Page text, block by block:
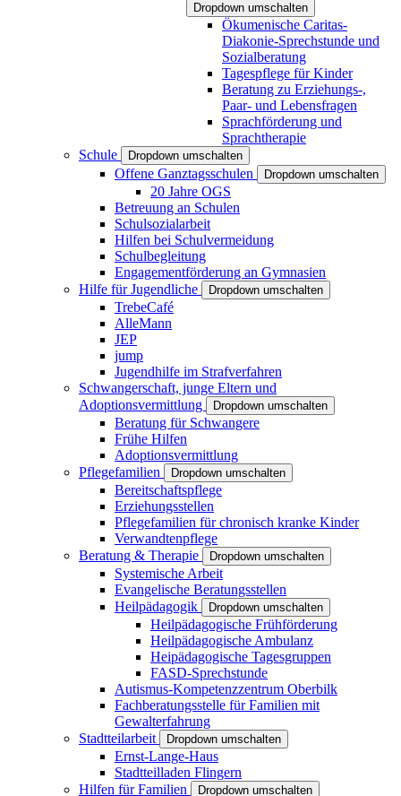
Dropdown umschalten
Ökumenische Caritas-
Diakonie-Sprechstunde und
Sozialberatung
Tagespflege für Kinder
Beratung zu Erziehungs-,
Paar- und Lebensfragen
Sprachförderung und
Sprachtherapie
Schule
Dropdown umschalten
Offene Ganztagsschulen Dropdown umschalten
20 Jahre OGS
Betreuung an Schulen
Schulsozialarbeit
Hilfen bei Schulvermeidung
Schulbegleitung
Engagementförderung an Gymnasien
Hilfe für Jugendliche
Dropdown umschalten
TrebeCafé
AlleMann
JEP
jump
Jugendhilfe im Strafverfahren
Schwangerschaft, junge Eltern und
Adoptionsvermittlung
Dropdown umschalten
Beratung für Schwangere
Frühe Hilfen
Adoptionsvermittlung
Pflegefamilien
Dropdown umschalten
Bereitschaftspflege
Erziehungsstellen
Pflegefamilien für chronisch kranke Kinder
Verwandtenpflege
Beratung & Therapie
Dropdown umschalten
Systemische Arbeit
Evangelische Beratungsstellen
Heilpädagogik
Dropdown umschalten
Heilpädagogische Frühförderung
Heilpädagogische Ambulanz
Heipädagogische Tagesgruppen
FASD-Sprechstunde
Autismus-Kompetenzzentrum Oberbilk
Fachberatungsstelle für Familien mit
Gewalterfahrung
Stadtteilarbeit
Dropdown umschalten
Ernst-Lange-Haus
Stadtteilladen Flingern
Hilfen für Familien
Dropdown umschalten